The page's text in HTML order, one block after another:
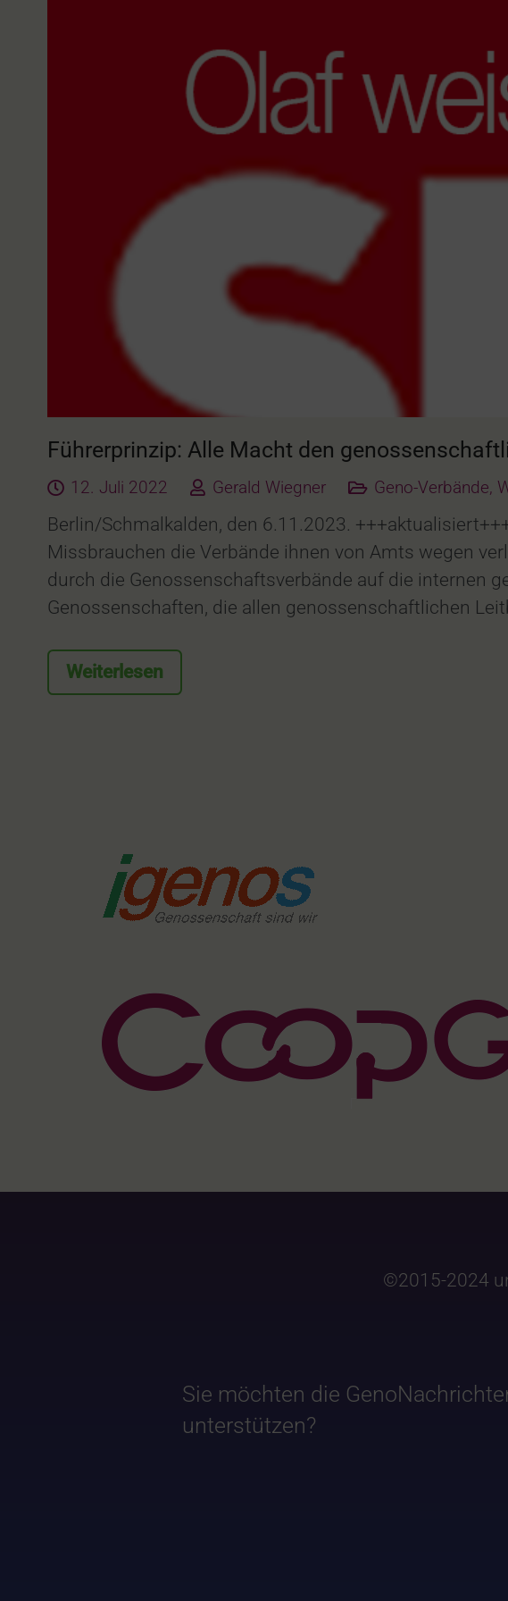
Führerprinzip: Alle Macht den
12. Juli 2022 Gerald Wiegner Geno-Verbände,
Berlin/Schmalkalden, den 6.11.2023.
Missbrauchen die Verbände ihnen von Amts wegen
durch die Genossenschaftsverbände auf die internen
Genossenschaften, die allen genossenschaftlichen
Weiterlesen
©2015-2024
Sie möchten die
unterstützen?